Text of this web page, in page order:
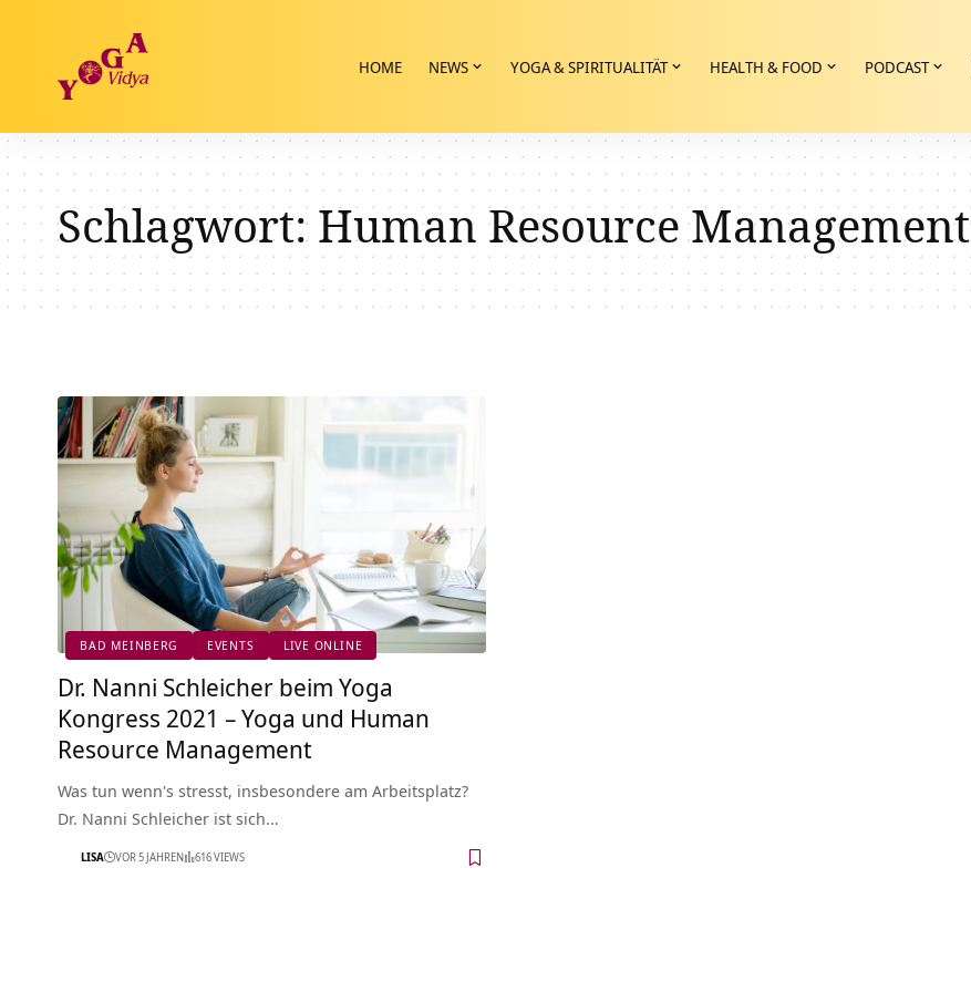
HOME NEWS YOGA & SPIRITUALITÄT HEALTH & FOOD PODCAST
Schlagwort:Human Resource Management
BAD MEINBERG EVENTS LIVE ONLINE
Dr. Nanni Schleicher beim Yoga
Kongress 2021 – Yoga und Human
Resource Management
Was tun wenn's stresst, insbesondere am Arbeitsplatz?
Dr. Nanni Schleicher ist sich…
LISA VOR 5 JAHREN 616 VIEWS